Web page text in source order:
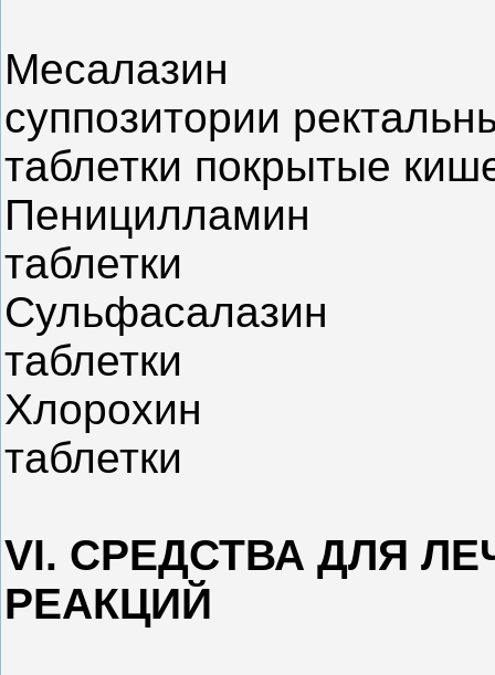
Месалазин
суппозитории
таблетки покрытые
Пеницилламин
таблетки
Сульфасалазин
таблетки
Хлорохин
таблетки
VI. СРЕДСТВА ДЛЯ
РЕАКЦИЙ